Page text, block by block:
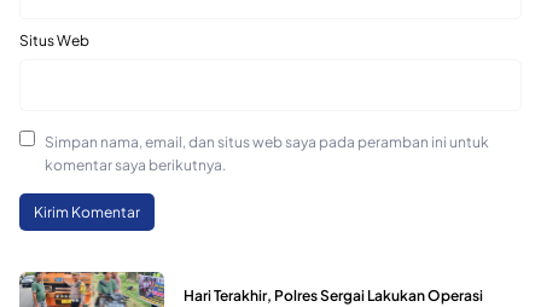
Situs Web
Simpan nama, email, dan situs web saya pada peramban ini untuk
komentar saya berikutnya.
Hari Terakhir, Polres Sergai Lakukan Operasi